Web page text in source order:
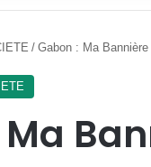
/ Gabon : Ma